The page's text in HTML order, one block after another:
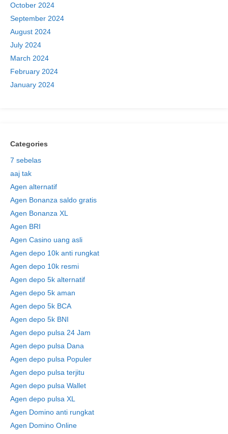
October 2024
September 2024
August 2024
July 2024
March 2024
February 2024
January 2024
Categories
7 sebelas
aaj tak
Agen alternatif
Agen Bonanza saldo gratis
Agen Bonanza XL
Agen BRI
Agen Casino uang asli
Agen depo 10k anti rungkat
Agen depo 10k resmi
Agen depo 5k alternatif
Agen depo 5k aman
Agen depo 5k BCA
Agen depo 5k BNI
Agen depo pulsa 24 Jam
Agen depo pulsa Dana
Agen depo pulsa Populer
Agen depo pulsa terjitu
Agen depo pulsa Wallet
Agen depo pulsa XL
Agen Domino anti rungkat
Agen Domino Online